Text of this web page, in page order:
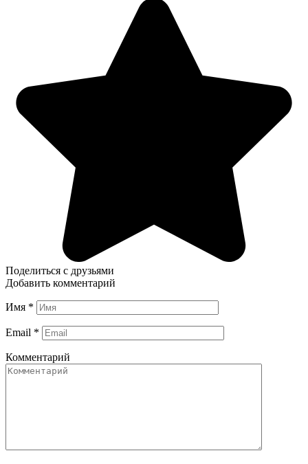
Поделиться с друзьями
Добавить комментарий
Имя *
Email *
Комментарий